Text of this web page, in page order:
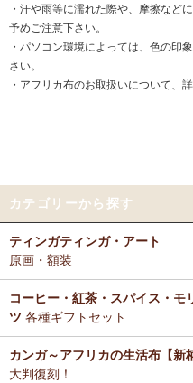
・汗や雨等に濡れた際や、摩擦など
予めご注意下さい。
・パソコン環境によっては、色の印
さい。
・アフリカ布のお取扱いについて、
カテゴリーから探す
ティンガティンガ・アート
原画・額装
コーヒー・紅茶・スパイス・モ
ツ 各種ギフトセット
カンガ～アフリカの生活布【新
大判復刻！